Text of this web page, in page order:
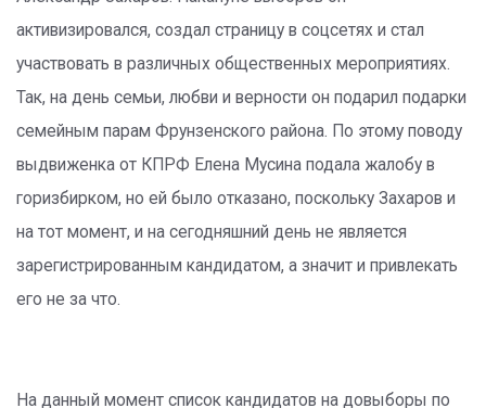
активизировался, создал страницу в соцсетях и стал
участвовать в различных общественных мероприятиях.
Так, на день семьи, любви и верности он подарил подарки
семейным парам Фрунзенского района. По этому поводу
выдвиженка от КПРФ Елена Мусина подала жалобу в
горизбирком, но ей было отказано, поскольку Захаров и
на тот момент, и на сегодняшний день не является
зарегистрированным кандидатом, а значит и привлекать
его не за что.
На данный момент список кандидатов на довыборы по